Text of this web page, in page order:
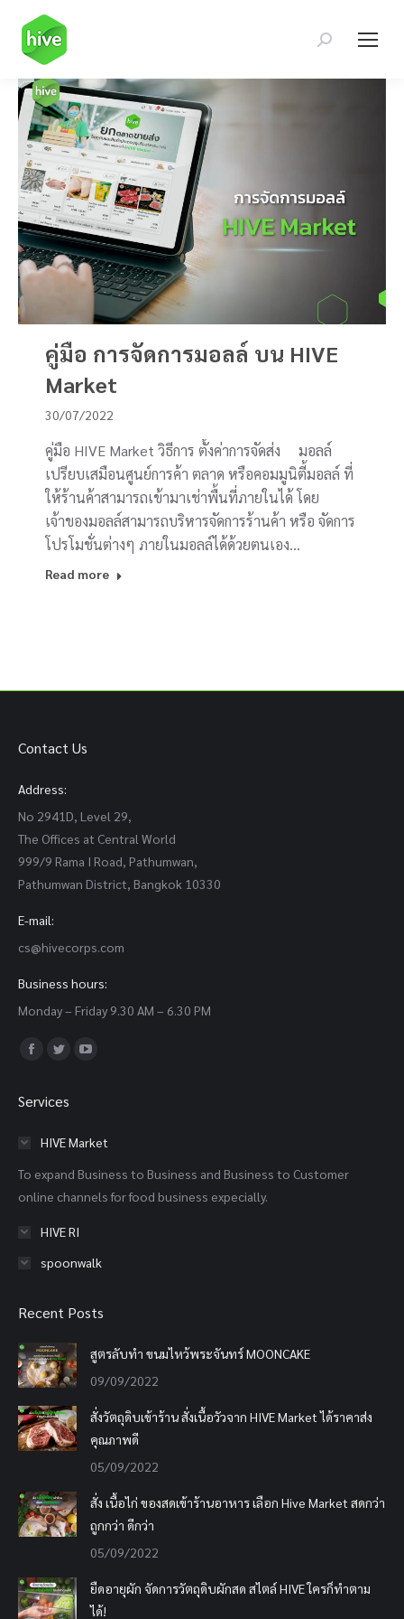
Search:
คู่มือ การจัดการมอลล์ บน HIVE
Market
30/07/2022
คู่มือ HIVE Market วิธีการ ตั้งค่าการจัดส่ง มอลล์
เปรียบเสมือนศูนย์การค้า ตลาด หรือคอมมูนิตี้มอลล์ ที่
ให้ร้านค้าสามารถเข้ามาเช่าพื้นที่ภายในได้ โดย
เจ้าของมอลล์สามารถบริหารจัดการร้านค้า หรือ จัดการ
โปรโมชั่นต่างๆ ภายในมอลล์ได้ด้วยตนเอง…
Read more
Contact Us
Address:
No 2941D, Level 29,
The Offices at Central World
999/9 Rama I Road, Pathumwan,
Pathumwan District, Bangkok 10330
E-mail:
cs@hivecorps.com
Business hours:
Monday – Friday 9.30 AM – 6.30 PM
Find us on:
Facebook
opens
window
Twitter
opens
windowwindow
Services
HIVE Market
To expand Business to Business and Business to Customer
online channels for food business expecially.
HIVE RI
spoonwalk
Recent Posts
สูตรลับทำ ขนมไหว้พระจันทร์ MOONCAKE
09/09/2022
สั่งวัตถุดิบเข้าร้าน สั่งเนื้อวัวจาก HIVE Market ได้ราคาส่ง
คุณภาพดี
05/09/2022
สั่ง เนื้อไก่ ของสดเข้าร้านอาหาร เลือก Hive Market สดกว่า
ถูกกว่า ดีกว่า
05/09/2022
ยืดอายุผัก จัดการวัตถุดิบผักสด สไตล์ HIVE ใครก็ทำตาม
ได้!